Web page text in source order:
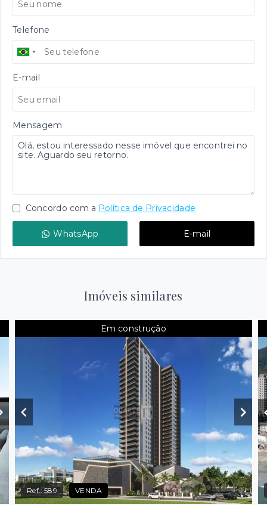
Telefone
E-mail
Mensagem
Concordo com a Política de Privacidade
WhatsApp E-mail
Imóveis similares
Em construção
Ref.:589 VENDA